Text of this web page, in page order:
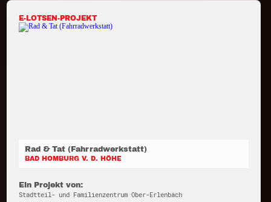
E-LOTSEN-PROJEKT
Rad & Tat (Fahrradwerkstatt)
BAD HOMBURG V. D. HÖHE
Ein Projekt von:
Stadtteil- und Familienzentrum Ober-Erlenbach